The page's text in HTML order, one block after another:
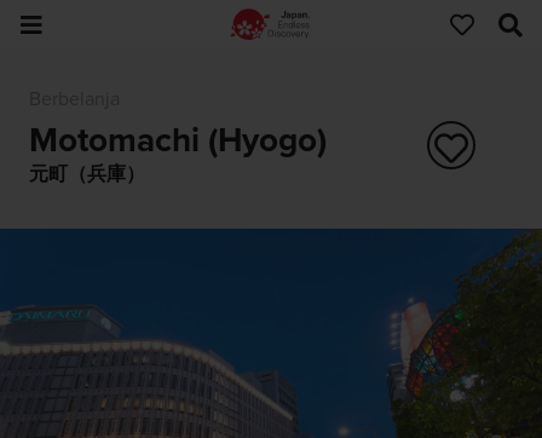
Motomachi (Hyogo)
元町（兵庫）